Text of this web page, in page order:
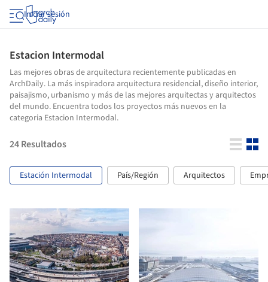
Iniciar sesión
Estacion Intermodal
Las mejores obras de arquitectura recientemente publicadas en
ArchDaily. La más inspiradora arquitectura residencial, diseño interior,
paisajismo, urbanismo y más de las mejores arquitectas y arquitectos
del mundo. Encuentra todos los proyectos más nuevos en la
categoria Estacion Intermodal.
24Resultados
Estación Intermodal País/Región Arquitectos